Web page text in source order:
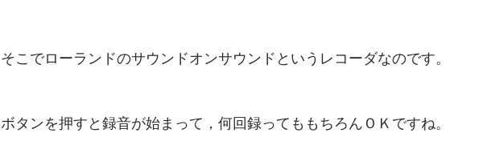
そこでローランドのサウンドオンサウンドというレコーダなのです。
ボタンを押すと録音が始まって，何回録ってももちろんＯＫですね。